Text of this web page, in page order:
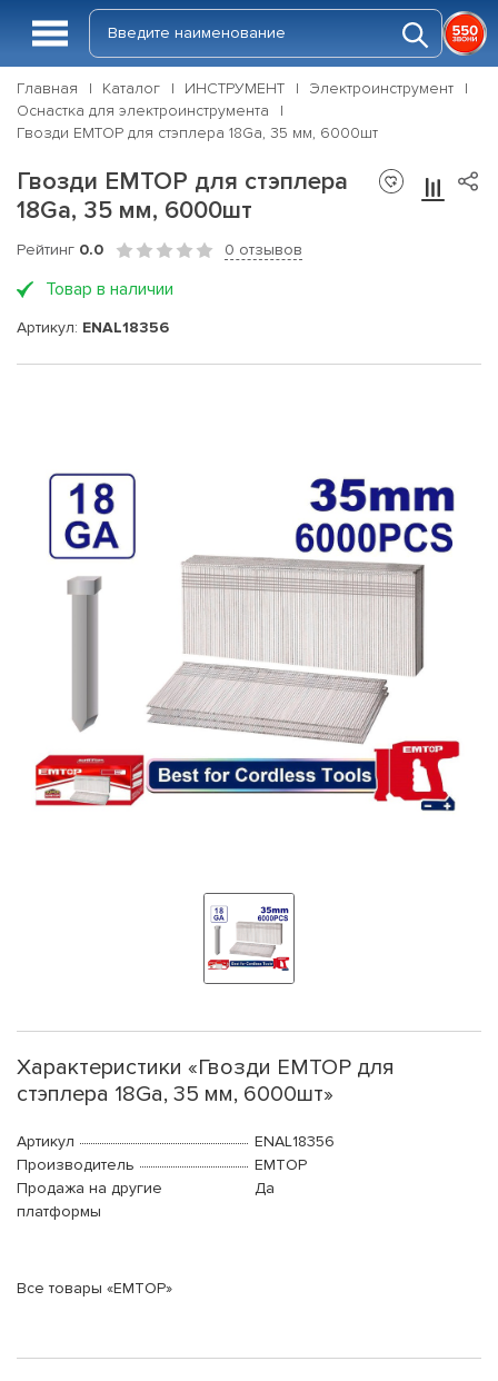
Главная Каталог ИНСТРУМЕНТ
Электроинструмент
Оснастка для электроинструмента
Гвозди EMTOP для стэплера 18Ga, 35 мм, 6000шт
Гвозди EMTOP для стэплера
18Ga, 35 мм, 6000шт
Рейтинг 0.0 0 отзывов
Товар в наличии
Артикул: ENAL18356
Характеристики «Гвозди EMTOP для
стэплера 18Ga, 35 мм, 6000шт»
Артикул
ENAL18356
Производитель
EMTOP
Продажа на другие
платформы
Да
Все товары «EMTOP»